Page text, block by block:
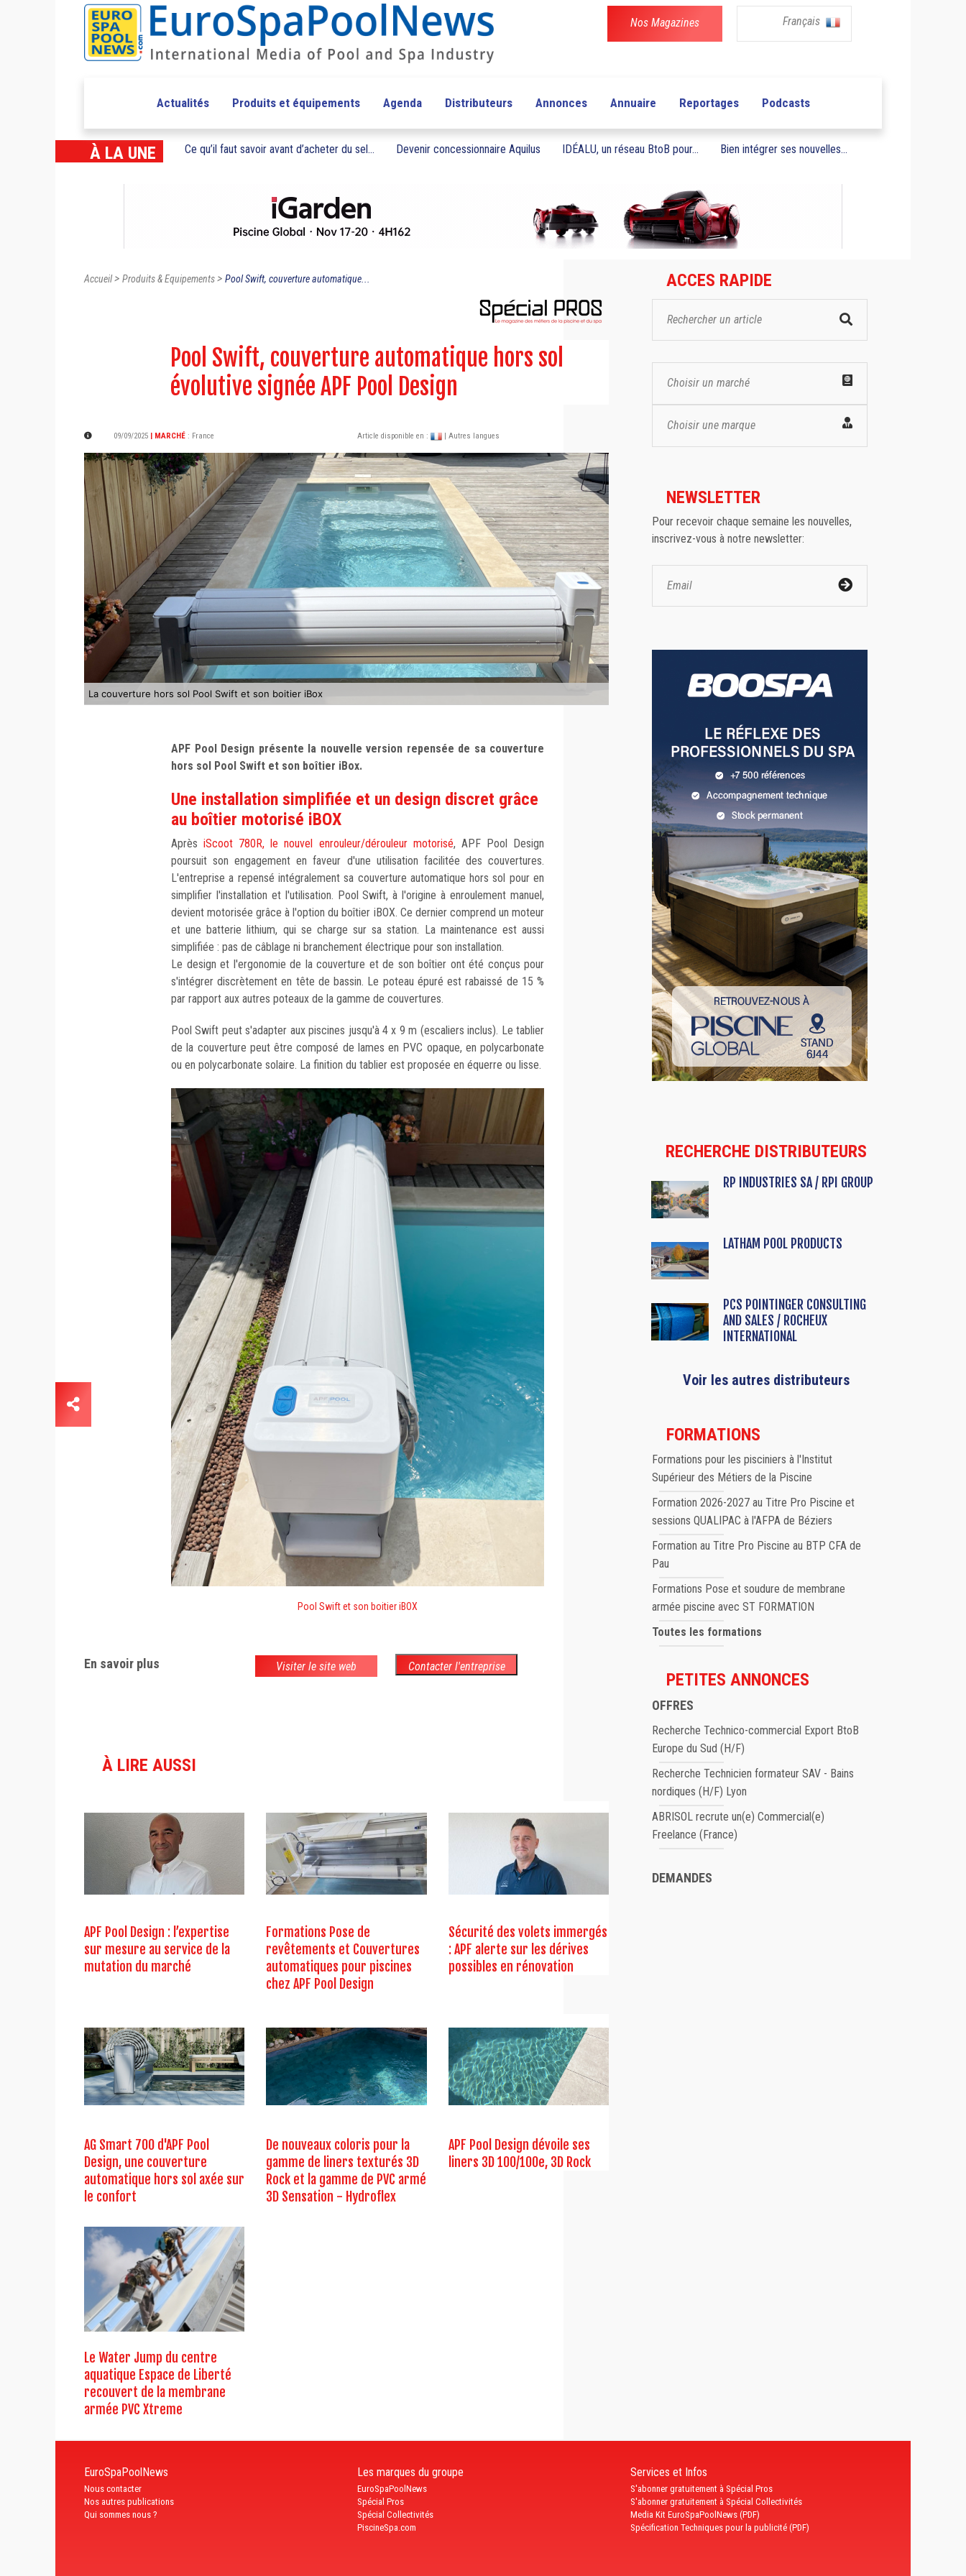
Nos Magazines Français
Actualités Produits et équipements Agenda Distributeurs Annonces Annuaire Reportages Podcasts
À LA UNE Ce qu’il faut savoir avant d’acheter du sel... Devenir concessionnaire Aquilus IDÉALU, un réseau BtoB pour... Bien intégrer ses nouvelles...
Accueil> Produits & Equipements> Pool Swift, couverture automatique...
Pool Swift, couverture automatique hors sol
évolutive signée APF Pool Design
09/09/2025 | MARCHÉ : France Article disponible en : | Autres langues
La couverture hors sol Pool Swift et son boitier iBox
APF Pool Design présente la nouvelle version repensée de sa couverture
hors sol Pool Swift et son boîtier iBox.
Une installation simplifiée et un design discret grâce
au boîtier motorisé iBOX
AprèsiScoot 780R, le nouvel enrouleur/dérouleur motorisé, APF Pool Design
poursuit son engagement en faveur d'une utilisation facilitée des couvertures.
L'entreprise a repensé intégralement sa couverture automatique hors sol pour en
simplifier l'installation et l'utilisation. Pool Swift, à l'origine à enroulement manuel,
devient motorisée grâce à l'option du boîtier iBOX. Ce dernier comprend un moteur
et une batterie lithium, qui se charge sur sa station. La maintenance est aussi
simplifiée : pas de câblage ni branchement électrique pour son installation.
Le design et l'ergonomie de la couverture et de son boîtier ont été conçus pour
s'intégrer discrètement en tête de bassin. Le poteau épuré est rabaissé de 15 %
par rapport aux autres poteaux de la gamme de couvertures.
Pool Swift peut s'adapter aux piscines jusqu'à 4 x 9 m (escaliers inclus). Le tablier
de la couverture peut être composé de lames en PVC opaque, en polycarbonate
ou en polycarbonate solaire. La finition du tablier est proposée en équerre ou lisse.
Pool Swift et son boitier iBOX
En savoir plus Visiter le site web Contacter l'entreprise
À LIRE AUSSI
APF Pool Design : l’expertise
sur mesure au service de la
mutation du marché
Formations Pose de
revêtements et Couvertures
automatiques pour piscines
chez APF Pool Design
Sécurité des volets immergés
: APF alerte sur les dérives
possibles en rénovation
AG Smart 700 d'APF Pool
Design, une couverture
automatique hors sol axée sur
le confort
De nouveaux coloris pour la
gamme de liners texturés 3D
Rock et la gamme de PVC armé
3D Sensation - Hydroflex
APF Pool Design dévoile ses
liners 3D 100/100e, 3D Rock
Le Water Jump du centre
aquatique Espace de Liberté
recouvert de la membrane
armée PVC Xtreme
ACCES RAPIDE
Choisir un marché
Choisir une marque
NEWSLETTER
Pour recevoir chaque semaine les nouvelles,
inscrivez-vous à notre newsletter:
RECHERCHE DISTRIBUTEURS
RP INDUSTRIES SA / RPI GROUP
LATHAM POOL PRODUCTS
PCS POINTINGER CONSULTING
AND SALES / ROCHEUX
INTERNATIONAL
Voir les autres distributeurs
FORMATIONS
Formations pour les pisciniers à l'Institut
Supérieur des Métiers de la Piscine
Formation 2026-2027 au Titre Pro Piscine et
sessions QUALIPAC à l'AFPA de Béziers
Formation au Titre Pro Piscine au BTP CFA de
Pau
Formations Pose et soudure de membrane
armée piscine avec ST FORMATION
Toutes les formations
PETITES ANNONCES
OFFRES
Recherche Technico-commercial Export BtoB
Europe du Sud (H/F)
Recherche Technicien formateur SAV - Bains
nordiques (H/F) Lyon
ABRISOL recrute un(e) Commercial(e)
Freelance (France)
DEMANDES
EuroSpaPoolNews
Nous contacter
Nos autres publications
Qui sommes nous ?
Les marques du groupe
EuroSpaPoolNews
Spécial Pros
Spécial Collectivités
PiscineSpa.com
Services et Infos
S'abonner gratuitement à Spécial Pros
S'abonner gratuitement à Spécial Collectivités
Media Kit EuroSpaPoolNews (PDF)
Spécification Techniques pour la publicité (PDF)